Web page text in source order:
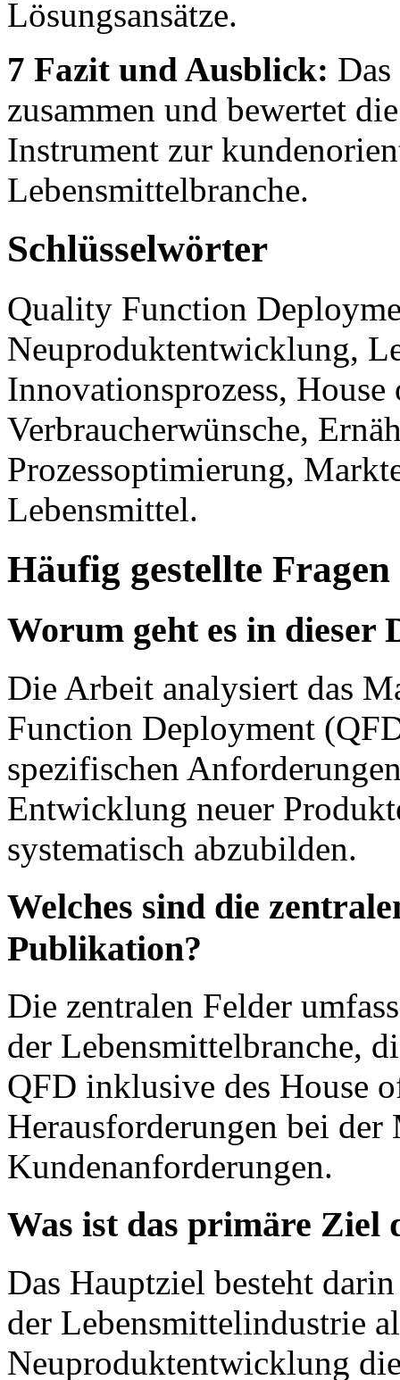
Lösungsansätze.
7 Fazit und Ausblick:
zusammen und bewertet
Instrument zur
Lebensmittelbranche.
Schlüsselwörter
Quality Function
Neuproduktentwicklung,
Innovationsprozess,
Verbraucherwünsche,
Prozessoptimierung,
Lebensmittel.
Häufig gestellte Fragen
Worum geht es in
Die Arbeit analysiert das
Function Deployment
spezifischen
Entwicklung neuer
systematisch abzubilden.
Welches sind die
Publikation?
Die zentralen Felder
der Lebensmittelbranche,
QFD inklusive des House
Herausforderungen bei der
Kundenanforderungen.
Was ist das primäre Ziel
Das Hauptziel besteht
der Lebensmittelindustrie
Neuproduktentwicklung